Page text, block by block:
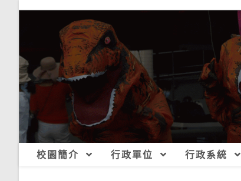
校園簡介 行政單位 行政系統